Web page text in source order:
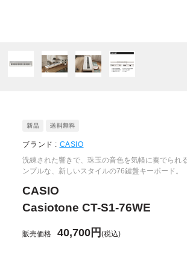
ブランド : CASIO
洗練された響きで、珠玉の音色を気軽に奏でられ
ンプルな、新しいスタイルの76鍵盤キーボード。
CASIO
Casiotone CT-S1-76WE
販売価格 40,700円(税込)